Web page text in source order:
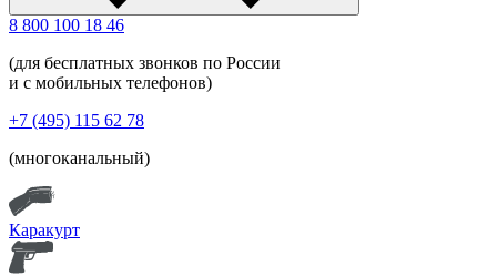
8 800 100 18 46
(для бесплатных звонков по России
и с мобильных телефонов)
+7 (495) 115 62 78
(многоканальный)
Каракурт